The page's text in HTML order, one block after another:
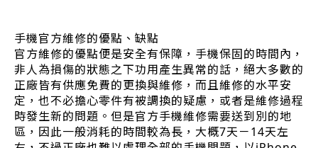
手機官方維修的優點、缺點
官方維修的優點便是安全有保障，手機保固的時間內，
非人為損傷的狀態之下功用產生異常的話，絕大多數的
正廠皆有供應免費的更換與維修，而且維修的水平安
定，也不必擔心零件有被調換的疑慮，或者是維修過程
時發生新的問題。但是官方手機維修需要送到別的地
區，因此一般消耗的時間較為長，大概7天－14天左